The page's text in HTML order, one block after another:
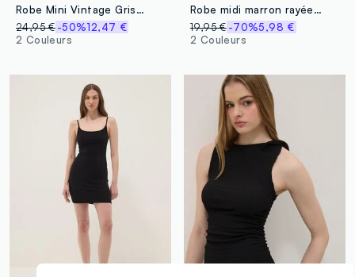
Robe Mini Vintage Grise Dos Nu
24,95 €-50%12,47 €
2 Couleurs
Robe midi marron rayée en coton stretch
19,95 € -70%5,98 €
2 Couleurs